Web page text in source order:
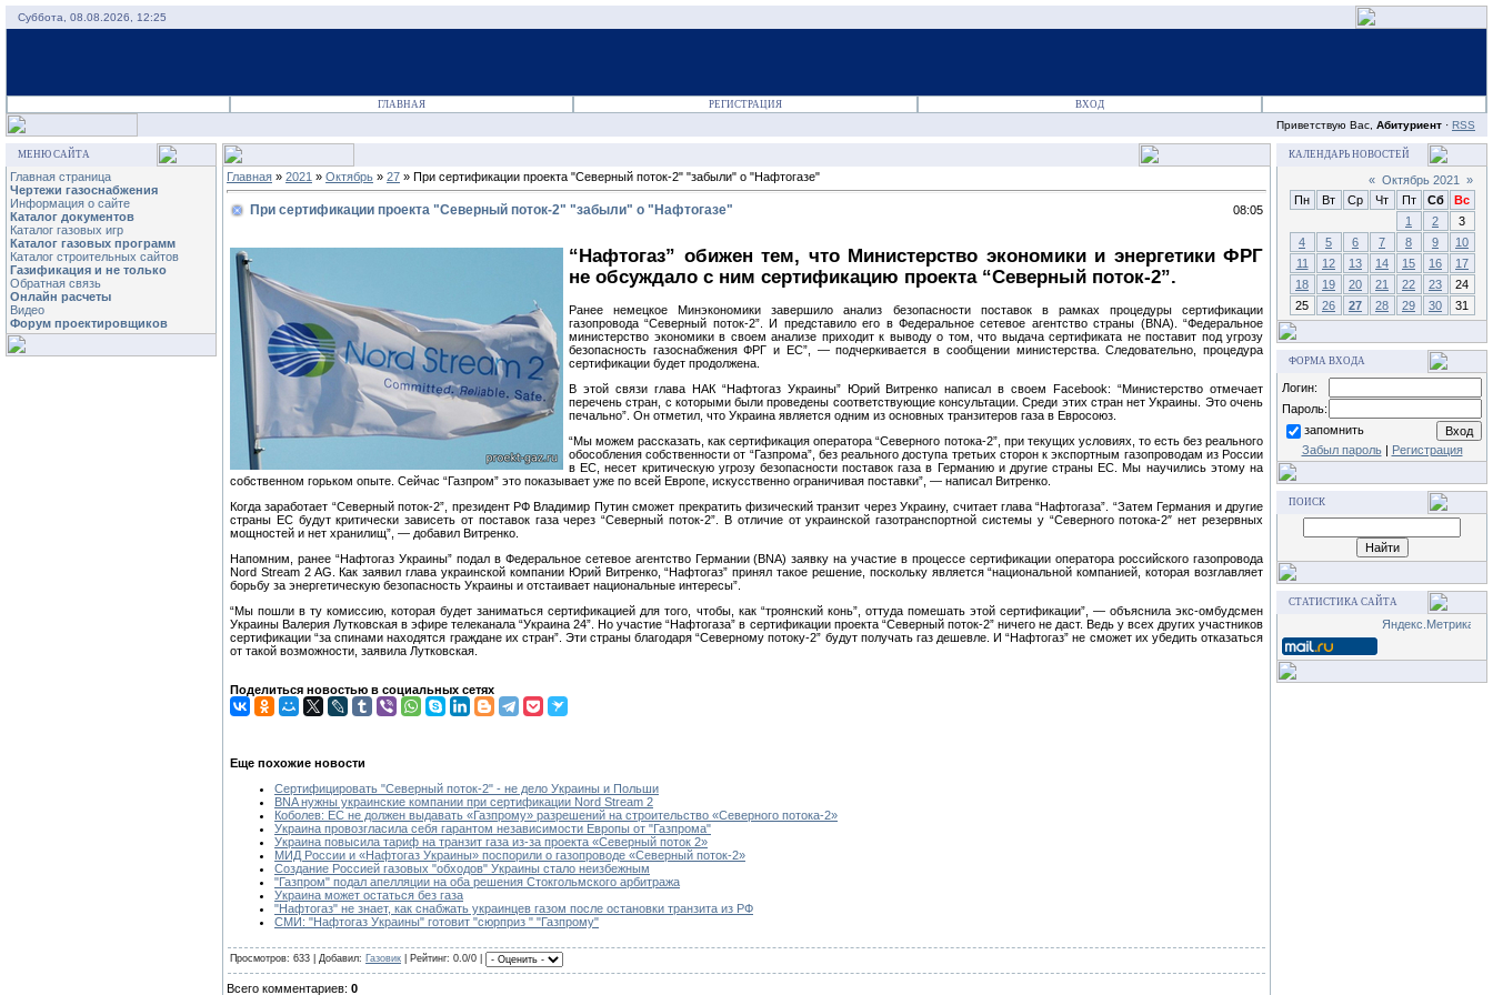
Суббота, 08.08.2026, 12:25
ГЛАВНАЯ РЕГИСТРАЦИЯ ВХОД
Приветствую Вас, Абитуриент · RSS
МЕНЮ САЙТА
Главная страница
Чертежи газоснабжения
Информация о сайте
Каталог документов
Каталог газовых игр
Каталог газовых программ
Каталог строительных сайтов
Газификация и не только
Обратная связь
Онлайн расчеты
Видео
Форум проектировщиков
Главная » 2021 » Октябрь » 27 » При сертификации проекта "Северный поток-2" "забыли" о "Нафтогазе"
При сертификации проекта "Северный поток-2" "забыли" о "Нафтогазе" 08:05
“Нафтогаз” обижен тем, что Министерство экономики и энергетики ФРГ
не обсуждало с ним сертификацию проекта “Северный поток-2”.
Ранее немецкое Минэкономики завершило анализ безопасности поставок в рамках процедуры сертификации
газопровода “Северный поток-2”. И представило его в Федеральное сетевое агентство страны (BNA). “Федеральное
министерство экономики в своем анализе приходит к выводу о том, что выдача сертификата не поставит под угрозу
безопасность газоснабжения ФРГ и ЕС”, — подчеркивается в сообщении министерства. Следовательно, процедура
сертификации будет продолжена.
В этой связи глава НАК “Нафтогаз Украины” Юрий Витренко написал в своем Facebook: “Министерство отмечает
перечень стран, с которыми были проведены соответствующие консультации. Среди этих стран нет Украины. Это очень
печально”. Он отметил, что Украина является одним из основных транзитеров газа в Евросоюз.
“Мы можем рассказать, как сертификация оператора “Северного потока-2”, при текущих условиях, то есть без реального
обособления собственности от “Газпрома”, без реального доступа третьих сторон к экспортным газопроводам из России
в ЕС, несет критическую угрозу безопасности поставок газа в Германию и другие страны ЕС. Мы научились этому на
собственном горьком опыте. Сейчас “Газпром” это показывает уже по всей Европе, искусственно ограничивая поставки”, — написал Витренко.
Когда заработает “Северный поток-2”, президент РФ Владимир Путин сможет прекратить физический транзит через Украину, считает глава “Нафтогаза”. “Затем Германия и другие
страны ЕС будут критически зависеть от поставок газа через “Северный поток-2”. В отличие от украинской газотранспортной системы у “Северного потока-2″ нет резервных
мощностей и нет хранилищ”, — добавил Витренко.
Напомним, ранее “Нафтогаз Украины” подал в Федеральное сетевое агентство Германии (BNA) заявку на участие в процессе сертификации оператора российского газопровода
Nord Stream 2 AG. Как заявил глава украинской компании Юрий Витренко, “Нафтогаз” принял такое решение, поскольку является “национальной компанией, которая возглавляет
борьбу за энергетическую безопасность Украины и отстаивает национальные интересы”.
“Мы пошли в ту комиссию, которая будет заниматься сертификацией для того, чтобы, как “троянский конь”, оттуда помешать этой сертификации”, — объяснила экс-омбудсмен
Украины Валерия Лутковская в эфире телеканала “Украина 24”. Но участие “Нафтогаза” в сертификации проекта “Северный поток-2” ничего не даст. Ведь у всех других участников
сертификации “за спинами находятся граждане их стран”. Эти страны благодаря “Северному потоку-2” будут получать газ дешевле. И “Нафтогаз” не сможет их убедить отказаться
от такой возможности, заявила Лутковская.
Поделиться новостью в социальных сетях
Еще похожие новости
Сертифицировать "Северный поток-2" - не дело Украины и Польши
BNA нужны украинские компании при сертификации Nord Stream 2
Коболев: ЕС не должен выдавать «Газпрому» разрешений на строительство «Северного потока-2»
Украина провозгласила себя гарантом независимости Европы от "Газпрома"
Украина повысила тариф на транзит газа из-за проекта «Северный поток 2»
МИД России и «Нафтогаз Украины» поспорили о газопроводе «Северный поток-2»
Создание Россией газовых "обходов" Украины стало неизбежным
"Газпром" подал апелляции на оба решения Стокгольмского арбитража
Украина может остаться без газа
"Нафтогаз" не знает, как снабжать украинцев газом после остановки транзита из РФ
СМИ: "Нафтогаз Украины" готовит "сюрприз " "Газпрому"
Просмотров: 633 | Добавил: Газовик | Рейтинг: 0.0/0 |
Всего комментариев: 0
КАЛЕНДАРЬ НОВОСТЕЙ
« Октябрь 2021
»
Пн
Вт Ср Чт Пт Сб
Вс
1
2
3
4
5 6 7 8 9
10
11
12 13 14 15 16
17
18
19 20 21 22 23
24
25
26 27 28 29 30 31
ФОРМА ВХОДА
Логин:
Пароль:
запомнить
Забыл пароль| Регистрация
ПОИСК
СТАТИСТИКА САЙТА